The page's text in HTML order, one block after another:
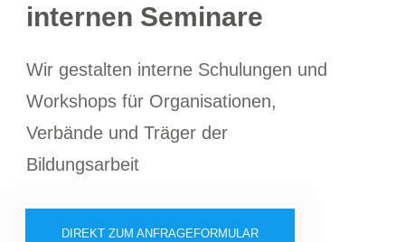
internen Seminare
Wir gestalten interne Schulungen und
Workshops für Organisationen,
Verbände und Träger der
Bildungsarbeit
DIREKT ZUM ANFRAGEFORMULAR